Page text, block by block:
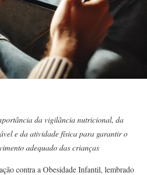
da vigilância nutricional, da
e da atividade física para garantir o
adequado das crianças
contra a Obesidade Infantil, lembrado